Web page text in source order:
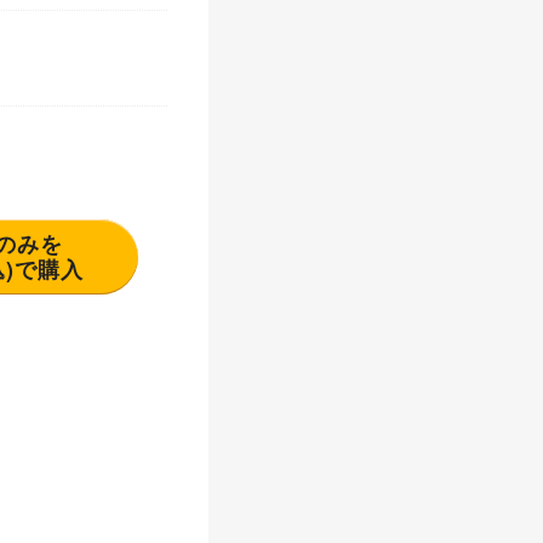
みを
込)で購入